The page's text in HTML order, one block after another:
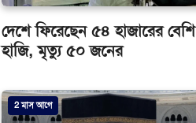
দেশে ফিরেছেন ৫৪ হাজারের বেশি
হাজি, মৃত্যু ৫০ জনের
2 মাস আগে